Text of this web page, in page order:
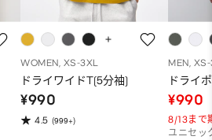
WOMEN, XS-3XL
ドライワイドT(5分袖)
¥990
4.5 (999+)
MEN,
ドライ
¥990
8/13まで
ユニセッ